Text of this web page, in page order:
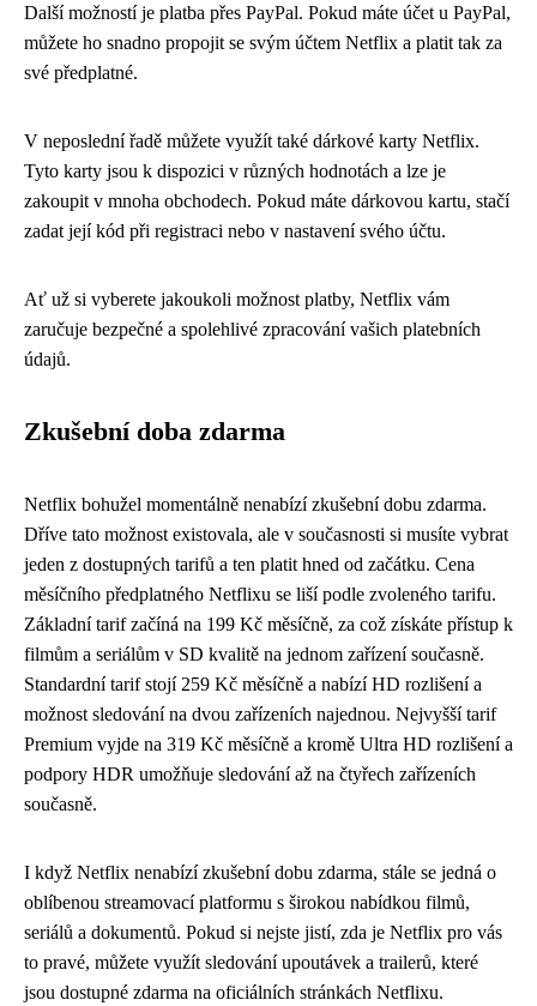
Další možností je platba přes PayPal. Pokud máte účet u PayPal,
můžete ho snadno propojit se svým účtem Netflix a platit tak za
své předplatné.
V neposlední řadě můžete využít také dárkové karty Netflix.
Tyto karty jsou k dispozici v různých hodnotách a lze je
zakoupit v mnoha obchodech. Pokud máte dárkovou kartu, stačí
zadat její kód při registraci nebo v nastavení svého účtu.
Ať už si vyberete jakoukoli možnost platby, Netflix vám
zaručuje bezpečné a spolehlivé zpracování vašich platebních
údajů.
Zkušební doba zdarma
Netflix bohužel momentálně nenabízí zkušební dobu zdarma.
Dříve tato možnost existovala, ale v současnosti si musíte vybrat
jeden z dostupných tarifů a ten platit hned od začátku. Cena
měsíčního předplatného Netflixu se liší podle zvoleného tarifu.
Základní tarif začíná na 199 Kč měsíčně, za což získáte přístup k
filmům a seriálům v SD kvalitě na jednom zařízení současně.
Standardní tarif stojí 259 Kč měsíčně a nabízí HD rozlišení a
možnost sledování na dvou zařízeních najednou. Nejvyšší tarif
Premium vyjde na 319 Kč měsíčně a kromě Ultra HD rozlišení a
podpory HDR umožňuje sledování až na čtyřech zařízeních
současně.
I když Netflix nenabízí zkušební dobu zdarma, stále se jedná o
oblíbenou streamovací platformu s širokou nabídkou filmů,
seriálů a dokumentů. Pokud si nejste jistí, zda je Netflix pro vás
to pravé, můžete využít sledování upoutávek a trailerů, které
jsou dostupné zdarma na oficiálních stránkách Netflixu.